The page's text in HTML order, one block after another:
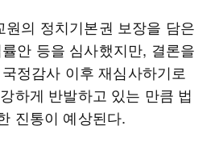
원의 정치기본권 보장을 담은
안 등을 심사했지만, 결론을
정감사 이후 재심사하기로
하게 반발하고 있는 만큼 법
진통이 예상된다.